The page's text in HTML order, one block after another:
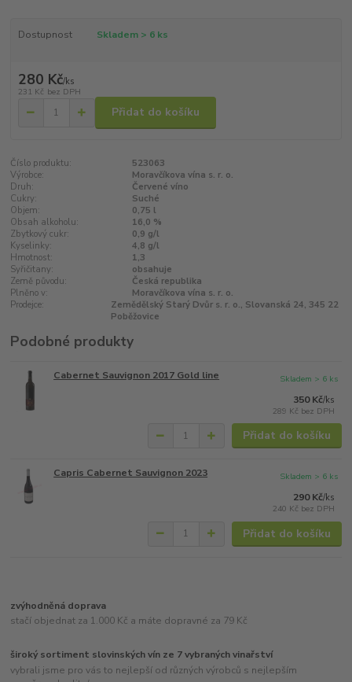
Dostupnost Skladem > 6 ks
280 Kč/ks
231 Kč bez DPH
Přidat do košíku
Číslo produktu:
523063
Výrobce:
Moravčíkova vína s. r. o.
Druh:
Červené víno
Cukry:
Suché
Objem:
0,75 l
Obsah alkoholu:
16,0 %
Zbytkový cukr:
0,9 g/l
Kyselinky:
4,8 g/l
Hmotnost:
1,3
Syřičitany:
obsahuje
Země původu:
Česká republika
Plněno v:
Moravčíkova vína s. r. o.
Prodejce:
Zemědělský Starý Dvůr s. r. o., Slovanská 24, 345 22
Poběžovice
Podobné produkty
Cabernet Sauvignon 2017 Gold line
350 Kč/ks
289 Kč bez DPH
Skladem > 6 ks
Přidat do košíku
Capris Cabernet Sauvignon 2023
290 Kč/ks
240 Kč bez DPH
Skladem > 6 ks
Přidat do košíku
zvýhodněná doprava
stačí objednat za 1.000 Kč a máte dopravné za 79 Kč
široký sortiment slovinských vín ze 7 vybraných vinařství
vybrali jsme pro vás to nejlepší od různých výrobců s nejlepším